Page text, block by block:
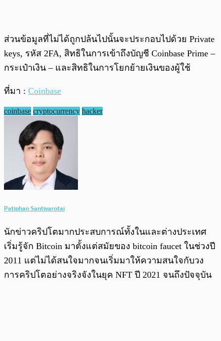
ส่วนข้อมูลที่ไม่ได้ถูกปล้นไปนั้นจะประกอบไปด้วย Private
keys, รหัส 2FA, สิทธิในการเข้าถึงบัญชี Coinbase Prime –
กระเป๋าเงิน – และสิทธิในการโยกย้ายเงินของผู้ใช้
ที่มา : Coinbase
coinbase cryptocurrency hacker
Patiphan Santivarotai
นักข่าวคริปโตมากประสบการณ์ทั้งในและต่างประเทศ
เริ่มรู้จัก Bitcoin มาตั้งแต่สมัยของ bitcoin faucet ในช่วงปี
2011 แต่ไม่ได้สนใจมากจนเริ่มมาให้ความสนใจกับวง
การคริปโตอย่างจริงจังในยุค NFT ปี 2021 จนถึงปัจจุบัน